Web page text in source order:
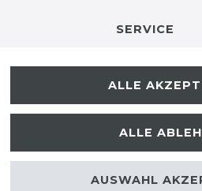
SERVICE
KONTAKT
ALLE
ALLE
AUSWAHL